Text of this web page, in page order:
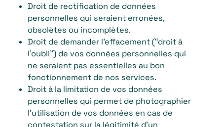
Droit de rectification de données
personnelles qui seraient erronées,
obsolètes ou incomplètes.
Droit de demander l’effacement (“droit à
l’oubli”) de vos données personnelles qui
ne seraient pas essentielles au bon
fonctionnement de nos services.
Droit à la limitation de vos données
personnelles qui permet de photographier
l’utilisation de vos données en cas de
contestation sur la légitimité d’un